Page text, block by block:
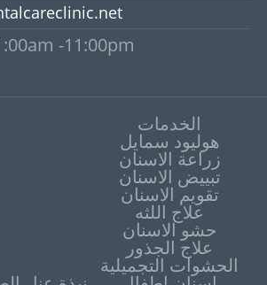
-11:00pm
الخدمات
هوليود سمايل
زراعة الاسنان
تبييض الاسنان
علاج اللثه
حشو الاسنان
علاج الجذور
الحشوات التجميلية